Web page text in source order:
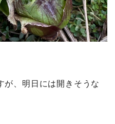
が、明日には開きそうな